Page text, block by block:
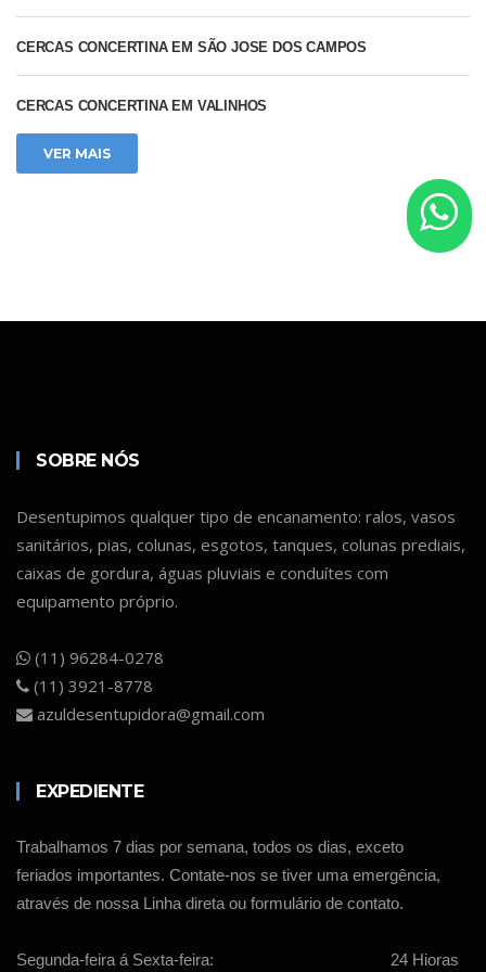
CERCAS CONCERTINA EM SÃO JOSE DOS CAMPOS
CERCAS CONCERTINA EM VALINHOS
VER MAIS
SOBRE NÓS
Desentupimos qualquer tipo de encanamento: ralos, vasos
sanitários, pias, colunas, esgotos, tanques, colunas prediais,
caixas de gordura, águas pluviais e conduítes com
equipamento próprio.
(11) 96284-0278
(11) 3921-8778
azuldesentupidora@gmail.com
EXPEDIENTE
Trabalhamos 7 dias por semana, todos os dias, exceto
feriados importantes. Contate-nos se tiver uma emergência,
através de nossa Linha direta ou formulário de contato.
Segunda-feira á Sexta-feira: 24 Hioras